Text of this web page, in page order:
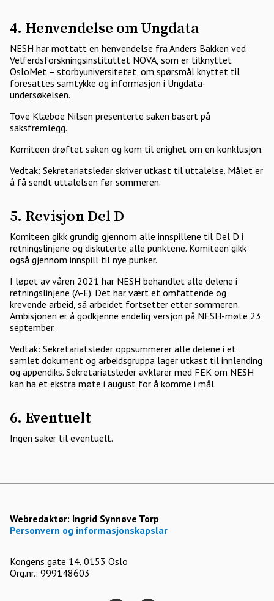
4. Henvendelse om Ungdata
NESH har mottatt en henvendelse fra Anders Bakken ved
Velferdsforskningsinstituttet NOVA, som er tilknyttet
OsloMet – storbyuniversitetet, om spørsmål knyttet til
foresattes samtykke og informasjon i Ungdata-
undersøkelsen.
Tove Klæboe Nilsen presenterte saken basert på
saksfremlegg.
Komiteen drøftet saken og kom til enighet om en konklusjon.
Vedtak: Sekretariatsleder skriver utkast til uttalelse. Målet er
å få sendt uttalelsen før sommeren.
5. Revisjon Del D
Komiteen gikk grundig gjennom alle innspillene til Del D i
retningslinjene og diskuterte alle punktene. Komiteen gikk
også gjennom innspill til nye punker.
I løpet av våren 2021 har NESH behandlet alle delene i
retningslinjene (A-E). Det har vært et omfattende og
krevende arbeid, så arbeidet fortsetter etter sommeren.
Ambisjonen er å godkjenne endelig versjon på NESH-møte 23.
september.
Vedtak: Sekretariatsleder oppsummerer alle delene i et
samlet dokument og arbeidsgruppa lager utkast til innlending
og appendiks. Sekretariatsleder avklarer med FEK om NESH
kan ha et ekstra møte i august for å komme i mål.
6. Eventuelt
Ingen saker til eventuelt.
Webredaktør: Ingrid Synnøve Torp
Personvern og informasjonskapslar
Kongens gate 14, 0153 Oslo
Org.nr.: 999148603